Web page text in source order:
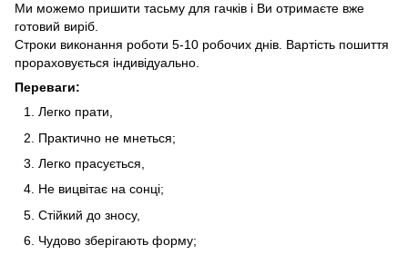
Ми можемо пришити тасьму для гачків і Ви отримаєте вже
готовий виріб.
Строки виконання роботи 5-10 робочих днів. Вартість пошиття
прораховується індивідуально.
Переваги:
Легко прати,
Практично не мнеться;
Легко прасується,
Не вицвітає на сонці;
Стійкий до зносу,
Чудово зберігають форму;